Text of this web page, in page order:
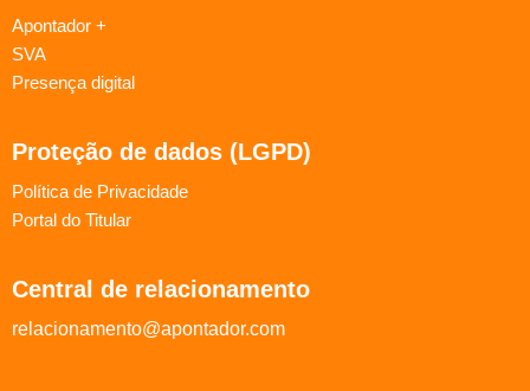
Apontador +
SVA
Presença digital
Proteção de dados (LGPD)
Política de Privacidade
Portal do Titular
Central de relacionamento
relacionamento@apontador.com